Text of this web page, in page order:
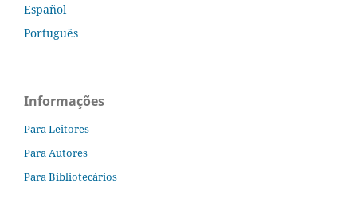
Español
Português
Informações
Para Leitores
Para Autores
Para Bibliotecários